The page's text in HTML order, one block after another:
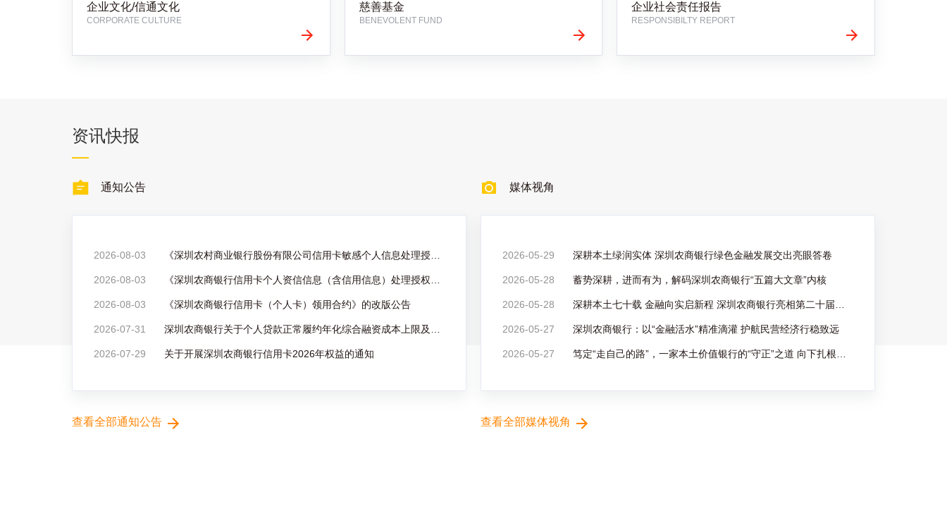
企业文化/信通文化
CORPORATE CULTURE
慈善基金
BENEVOLENT FUND
企业社会责任报告
RESPONSIBILTY REPORT
资讯快报
通知公告
2026-08-03
2026-08-03
2026-08-03 《深圳农商银行信用卡（个人卡）领用合约》的改版公告
2026-07-31
2026-07-29 关于开展深圳农商银行信用卡2026年权益的通知
查看全部通知公告
媒体视角
2026-05-29 深耕本土绿润实体 深圳农商银行绿色金融发展交出亮眼答卷
2026-05-28 蓄势深耕，进而有为，解码深圳农商银行“五篇大文章”内核
2026-05-28
2026-05-27 深圳农商银行：以“金融活水”精准滴灌 护航民营经济行稳致远
2026-05-27
查看全部媒体视角